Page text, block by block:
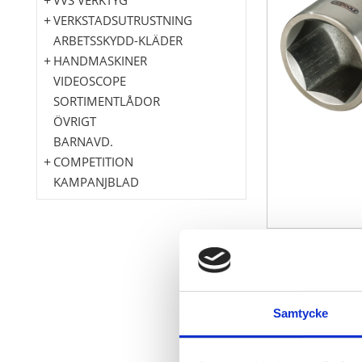
Samtycke
I enlighet
Innerfyrkant
VERKSTADSUTRUSTNING
ARBETSSKYDD-KLÄDER
HANDMASKINER
VIDEOSCOPE
SORTIMENTLÅDOR
ÖVRIGT
BARNAVD.
COMPETITION
KAMPANJBLAD